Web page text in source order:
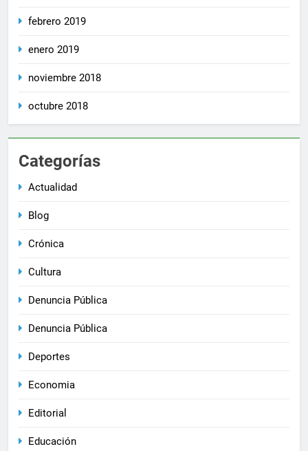
febrero 2019
enero 2019
noviembre 2018
octubre 2018
Categorías
Actualidad
Blog
Crónica
Cultura
Denuncia Pública
Denuncia Pública
Deportes
Economia
Editorial
Educación